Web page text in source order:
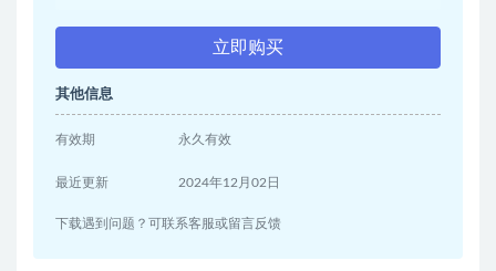
立即购买
其他信息
有效期 永久有效
最近更新 2024年12月02日
下载遇到问题？可联系客服或留言反馈